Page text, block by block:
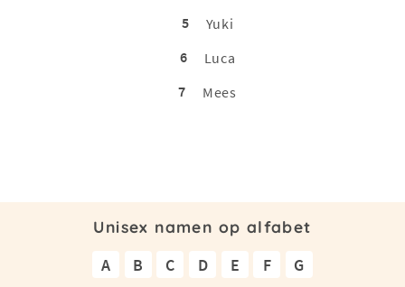
5
Yuki
6
Luca
7
Mees
Unisex namen op alfabet
A B C D E F
G